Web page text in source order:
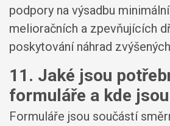
podpory na výsadbu
melioračních a zpevňujících
poskytování náhrad
11. Jaké jsou
formuláře a kde
Formuláře jsou součástí